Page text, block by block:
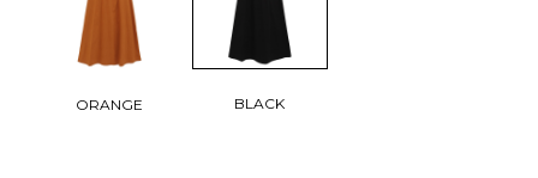
ORANGE BLACK